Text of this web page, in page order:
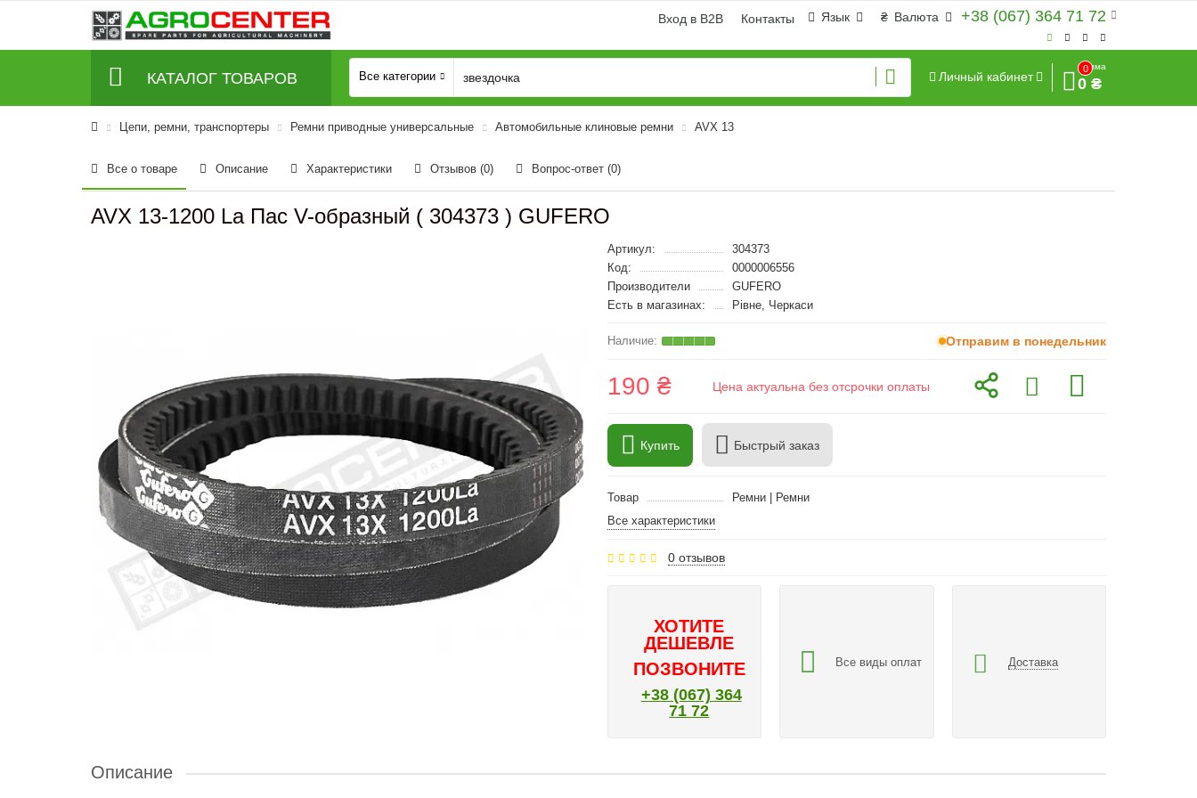
+38 (067) 364 71 72
₴ Валюта
Язык
Вход в B2B Контакты
КАТАЛОГ ТОВАРОВ Все категории Личный кабинет
0
Сумма
0 ₴
Цепи, ремни, транспортеры Ремни приводные универсальные Автомобильные клиновые ремни AVX 13
Все о товаре Описание Характеристики Отзывов (0) Вопрос-ответ (0)
AVX 13-1200 La Пас V-образный ( 304373 ) GUFERO
Артикул:
304373
Код:
0000006556
Производители
GUFERO
Есть в магазинах:
Рівне, Черкаси
Отправим в понедельник
190 ₴ Цена актуальна без отсрочки оплаты
Купить Быстрый заказ
Товар
Ремни | Ремни
Все характеристики
0 отзывов
ХОТИТЕ
ДЕШЕВЛЕ
ПОЗВОНИТЕ
+38 (067) 364
71 72
Все виды оплат Доставка
Описание